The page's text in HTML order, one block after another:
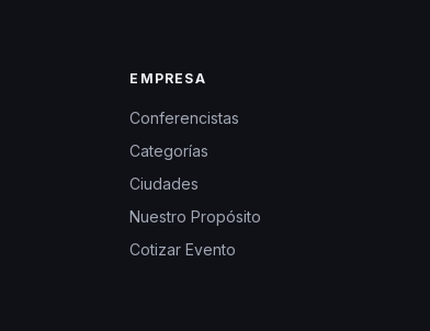
EMPRESA
Conferencistas
Categorías
Ciudades
Nuestro Propósito
Cotizar Evento